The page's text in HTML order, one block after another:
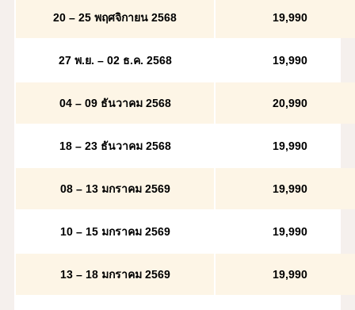
20 – 25 พฤศจิกายน 2568 19,990
27 พ.ย. – 02 ธ.ค. 2568 19,990
04 – 09 ธันวาคม 2568 20,990
18 – 23 ธันวาคม 2568 19,990
08 – 13 มกราคม 2569 19,990
10 – 15 มกราคม 2569 19,990
13 – 18 มกราคม 2569 19,990